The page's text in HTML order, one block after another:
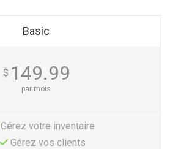
Basic
$ 149.99
par mois
Gérez votre inventaire
Gérez vos clients